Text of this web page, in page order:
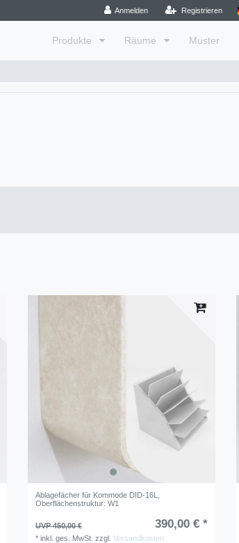
Anmelden Registrieren
Produkte Räume Muster
Ablagefächer für Kommode DID-16L
Oberflächenstruktur: W1
UVP 450,00 € 390,00 € *
*inkl. ges. MwSt. zzgl.Versandkosten